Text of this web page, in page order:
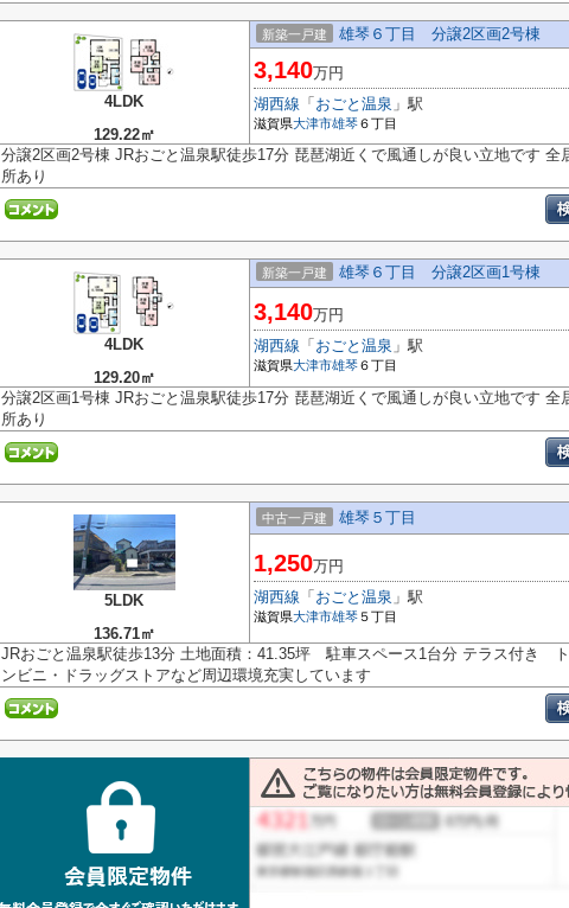
4LDK
129.22㎡
新築一戸建 雄琴６丁目 分譲2区画2号棟
3,140万円
湖西線 「 おごと温泉 」駅
滋賀県大津市雄琴６丁目
分譲2区画2号棟 JRおごと温泉駅徒歩17分 琵琶湖近くで風通しが良い立地です
所あり
4LDK
129.20㎡
新築一戸建 雄琴６丁目 分譲2区画1号棟
3,140万円
湖西線 「 おごと温泉 」駅
滋賀県大津市雄琴６丁目
分譲2区画1号棟 JRおごと温泉駅徒歩17分 琵琶湖近くで風通しが良い立地です
所あり
5LDK
136.71㎡
中古一戸建 雄琴５丁目
1,250万円
湖西線 「 おごと温泉 」駅
滋賀県大津市雄琴 ５丁目
JRおごと温泉駅徒歩13分 土地面積：41.35坪 駐車スペース1台分 テラス付き
ンビニ・ドラッグストアなど周辺環境充実しています